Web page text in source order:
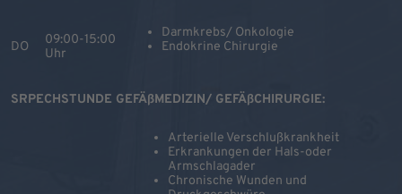
DO
09:00-15:00
Uhr
Darmkrebs/ Onkologie
Endokrine Chirurgie
SRPECHSTUNDE GEFÄßMEDIZIN/ GEFÄßCHIRURGIE:
Arterielle Verschlußkrankheit
Erkrankungen der Hals-oder
Armschlagader
Chronische Wunden und